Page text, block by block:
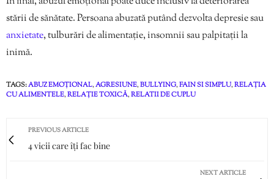
stării de sănătate. Persoana abuzată putând dezvolta depresie sau
anxietate, tulburări de alimentație, insomnii sau palpitații la
inimă.
TAGS:ABUZ EMOȚIONAL,AGRESIUNE,BULLYING,FAIN SI SIMPLU,RELAȚIA
CU ALIMENTELE,RELAȚIE TOXICĂ,RELATII DE CUPLU
PREVIOUS ARTICLE
4 vicii care îți fac bine
NEXT ARTICLE